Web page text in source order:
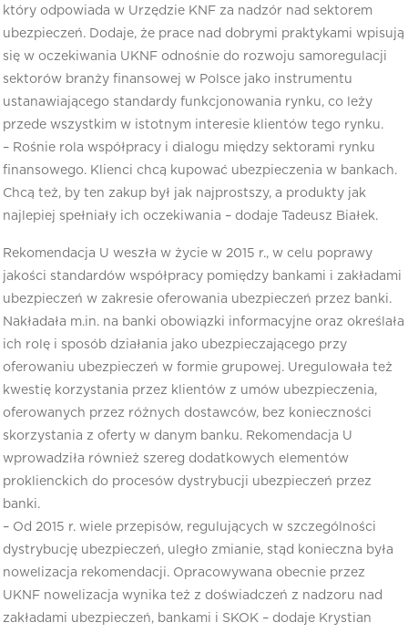
który odpowiada w Urzędzie KNF za nadzór nad sektorem
ubezpieczeń. Dodaje, że prace nad dobrymi praktykami wpisują
się w oczekiwania UKNF odnośnie do rozwoju samoregulacji
sektorów branży finansowej w Polsce jako instrumentu
ustanawiającego standardy funkcjonowania rynku, co leży
przede wszystkim w istotnym interesie klientów tego rynku.
– Rośnie rola współpracy i dialogu między sektorami rynku
finansowego. Klienci chcą kupować ubezpieczenia w bankach.
Chcą też, by ten zakup był jak najprostszy, a produkty jak
najlepiej spełniały ich oczekiwania – dodaje Tadeusz Białek.
Rekomendacja U weszła w życie w 2015 r., w celu poprawy
jakości standardów współpracy pomiędzy bankami i zakładami
ubezpieczeń w zakresie oferowania ubezpieczeń przez banki.
Nakładała m.in. na banki obowiązki informacyjne oraz określała
ich rolę i sposób działania jako ubezpieczającego przy
oferowaniu ubezpieczeń w formie grupowej. Uregulowała też
kwestię korzystania przez klientów z umów ubezpieczenia,
oferowanych przez różnych dostawców, bez konieczności
skorzystania z oferty w danym banku. Rekomendacja U
wprowadziła również szereg dodatkowych elementów
proklienckich do procesów dystrybucji ubezpieczeń przez
banki.
– Od 2015 r. wiele przepisów, regulujących w szczególności
dystrybucję ubezpieczeń, uległo zmianie, stąd konieczna była
nowelizacja rekomendacji. Opracowywana obecnie przez
UKNF nowelizacja wynika też z doświadczeń z nadzoru nad
zakładami ubezpieczeń, bankami i SKOK – dodaje Krystian